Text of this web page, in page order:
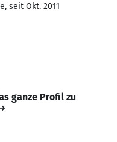
seit Okt. 2011
ganze Profil zu